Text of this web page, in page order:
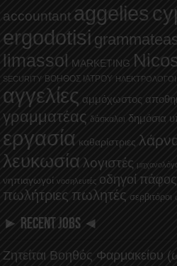
accountant aggelies
ergodotisi
limassol MARKETING
SECURITY ΒΟΗΘΟΣ ΙΑΤΡΟΥ ΗΛΕΚΤΡΟΛΟΓΟΙ
αγγελίες αμμόχωστος
γραμματέας δάσκαλοι δημόσια
εργασία καθαρίστριες
λευκωσία λογιστές
νηπιαγωγοί νοσηλευτές οδηγοί πάφος
πωλήτριες πωλητές σερβιτόροι
► RECENT JOBS ◄
Ζητείται Βοηθός Φαρμακείου